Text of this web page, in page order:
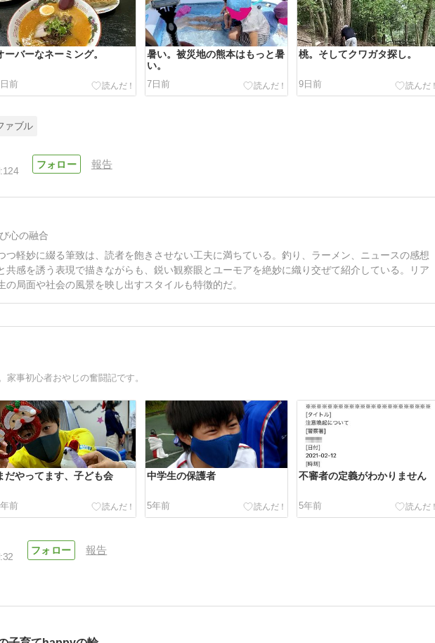
ーバーなネーミング。
前
暑い。被災地の熊本はもっと暑
い。
7日前
桃。そしてクワガタ探し。
9日前
ァブル
124
報告
心の融合
つ軽妙に綴る筆致は、読者を飽きさせない工夫に満ちている。釣り、ラーメン、ニュースの感想
共感を誘う表現で描きながらも、鋭い観察眼とユーモアを絶妙に織り交ぜて紹介している。リア
局面や社会の風景を映し出すスタイルも特徴的だ。
家事初心者おやじの奮闘記です。
だやってます、子ども会
前
中学生の保護者
5年前
不審者の定義がわかりません
5年前
32
報告